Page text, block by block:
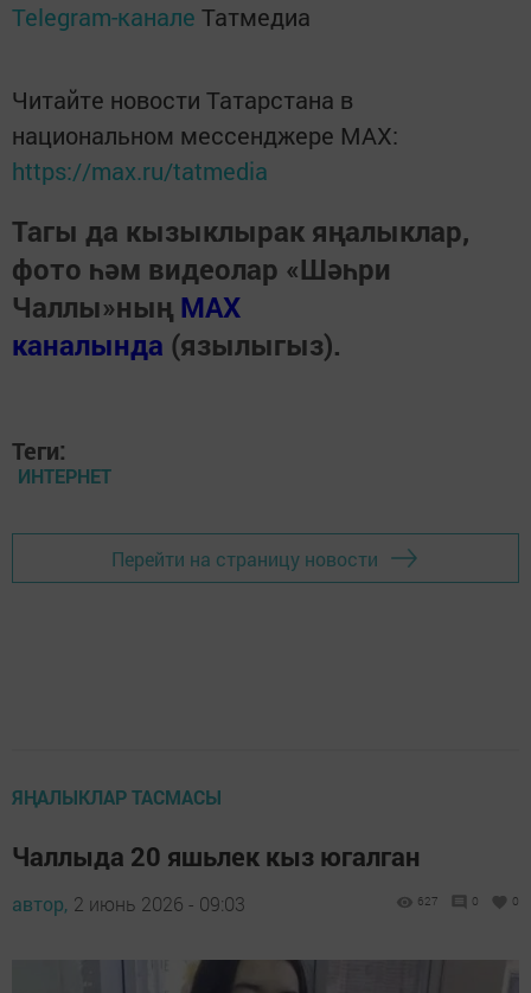
Telegram-канале Татмедиа
Читайте новости Татарстана в
национальном мессенджере MАХ:
https://max.ru/tatmedia
Тагы да кызыклырак яңалыклар,
фото һәм видеолар «Шәһри
Чаллы»ның MAX
каналында (язылыгыз).
Теги:
ИНТЕРНЕТ
Перейти на страницу новости
ЯҢАЛЫКЛАР ТАСМАСЫ
Чаллыда 20 яшьлек кыз югалган
автор, 2 июнь 2026 - 09:03 627 0 0